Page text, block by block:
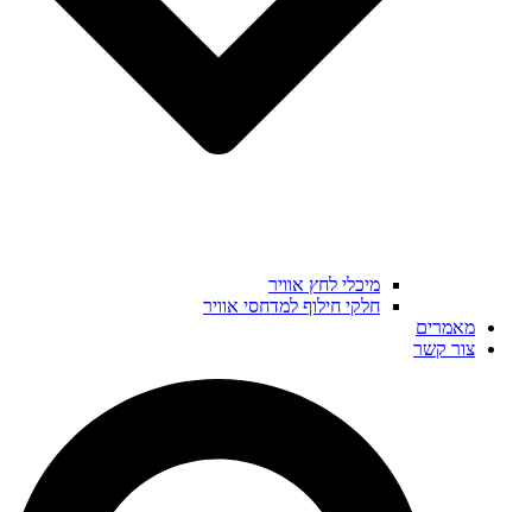
מיכלי לחץ אוויר
חלקי חילוף למדחסי אוויר
מאמרים
צור קשר